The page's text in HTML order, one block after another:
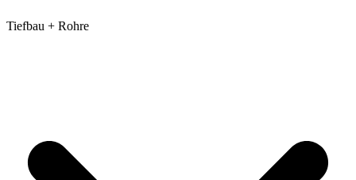
Tiefbau + Rohre